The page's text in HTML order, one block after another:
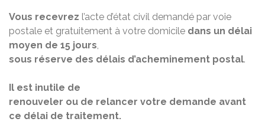
Vous recevrez l’acte d’état civil demandé par voie
postale et gratuitement à votre domicile dans un délai
moyen de 15 jours,
sous réserve des délais d’acheminement postal.
Il est inutile de
renouveler ou de relancer votre demande avant
ce délai de traitement.